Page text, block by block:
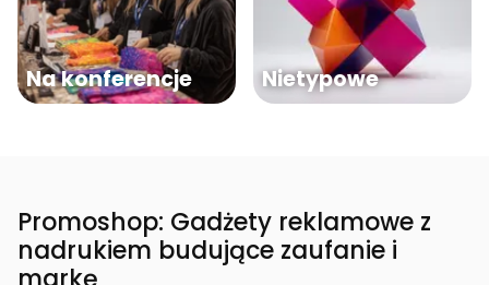
Na konferencje Nietypowe
Promoshop: Gadżety reklamowe z
nadrukiem budujące zaufanie i